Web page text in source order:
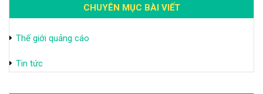
CHUYÊN MỤC BÀI VIẾT
Thế giới quảng cáo
Tin tức